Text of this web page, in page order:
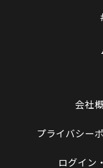
会社
プライバシー
ログイン